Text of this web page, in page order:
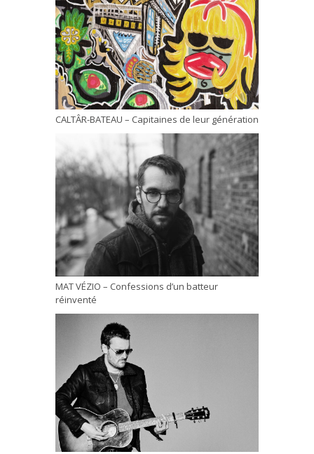
CALTÂR-BATEAU – Capitaines de leur génération
MAT VÉZIO – Confessions d’un batteur
réinventé